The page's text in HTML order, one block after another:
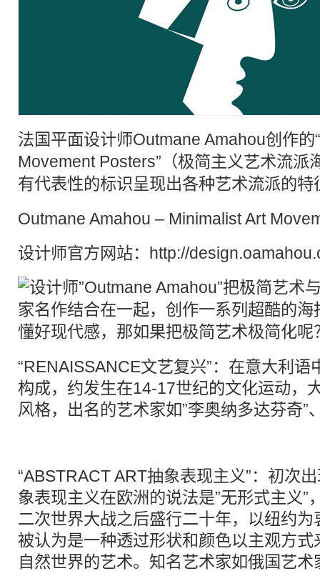
法国平面设计师Outmane Amahou创作的
Movement Posters”（极简主义艺术流派
有代表性的标识呈现出各种艺术流派的特
Outmane Amahou – Minimalist Art
设计师官方网站：http://
“RENAISSANCE文艺复兴”：在意大利语
构成，约发生在14-17世纪的文化运动，
风格，出名的艺术家如”李奥纳多达芬奇”
“ABSTRACT ART抽象表现主义”：初次
象表现主义在欧洲的说法是”无形式主义”
二次世界大战之后盛行二十年，以纽约
被认为是一种透过形状和颜色以主观方
自然世界的艺术。知名艺术家如俄国艺术